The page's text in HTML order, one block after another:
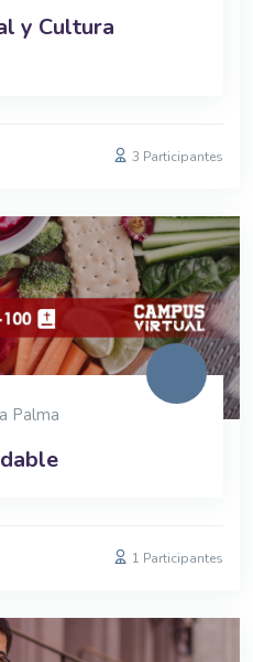
y Cultura
3 Participantes
Palma
1 Participantes